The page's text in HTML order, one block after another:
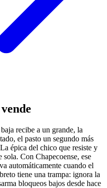
recibe a un grande, la
el pasto un segundo más
épica del chico que resiste y
Con Chapecoense, ese
automáticamente cuando el
tiene una trampa: ignora la
bloqueos bajos desde hace